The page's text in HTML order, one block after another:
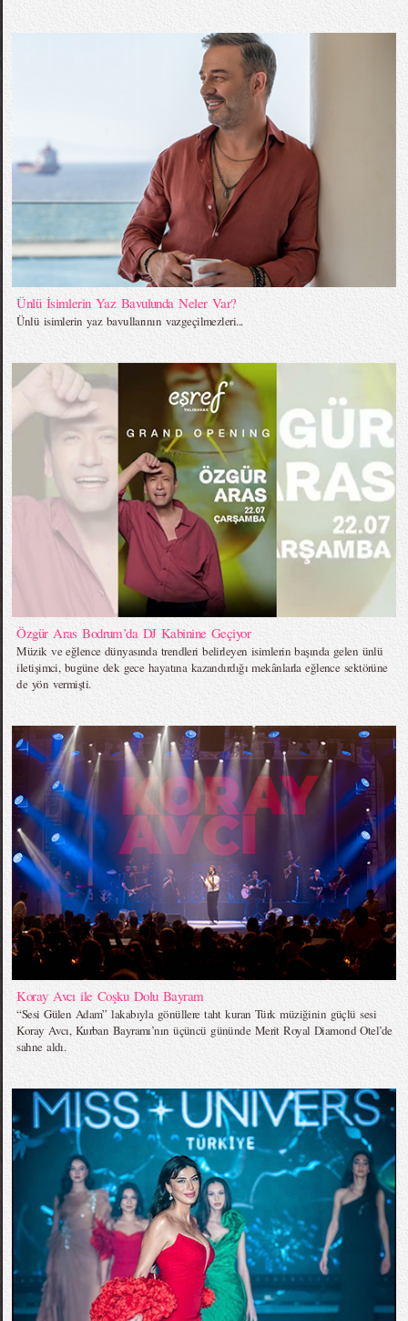
Ünlü İsimlerin Yaz Bavulunda Neler Var?
Ünlü isimlerin yaz bavullarının vazgeçilmezleri...
Özgür Aras Bodrum’da DJ Kabinine Geçiyor
Müzik ve eğlence dünyasında trendleri belirleyen isimlerin başında gelen ünlü
iletişimci, bugüne dek gece hayatına kazandırdığı mekânlarla eğlence sektörüne
de yön vermişti.
Koray Avcı ile Coşku Dolu Bayram
“Sesi Gülen Adam” lakabıyla gönüllere taht kuran Türk müziğinin güçlü sesi
Koray Avcı, Kurban Bayramı’nın üçüncü gününde Merit Royal Diamond Otel’de
sahne aldı.